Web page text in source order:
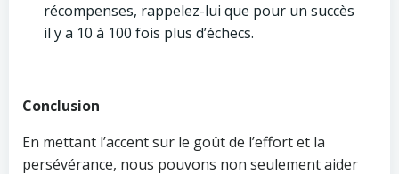
récompenses, rappelez-lui que pour un succès
il y a 10 à 100 fois plus d’échecs.
Conclusion
En mettant l’accent sur le goût de l’effort et la
persévérance, nous pouvons non seulement aider